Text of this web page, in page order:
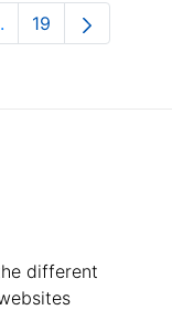
TAB toPages
Page
19
different